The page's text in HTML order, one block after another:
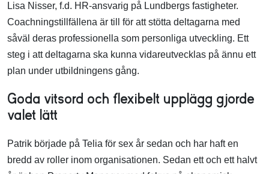
Lisa Nisser, f.d. HR-ansvarig på Lundbergs fastigheter.
Coachningstillfällena är till för att stötta deltagarna med
såväl deras professionella som personliga utveckling. Ett
steg i att deltagarna ska kunna vidareutvecklas på ännu ett
plan under utbildningens gång.
Goda vitsord och flexibelt upplägg gjorde
valet lätt
Patrik började på Telia för sex år sedan och har haft en
bredd av roller inom organisationen. Sedan ett och ett halvt